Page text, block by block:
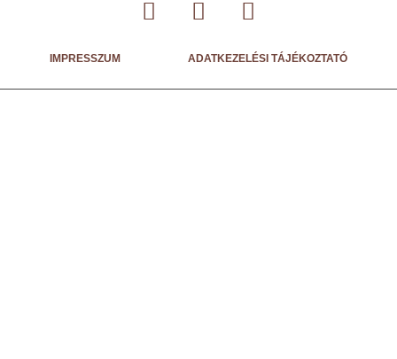
IMPRESSZUM ADATKEZELÉSI TÁJÉKOZTATÓ